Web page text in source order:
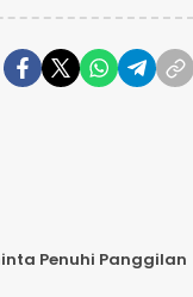
Penuhi Panggilan